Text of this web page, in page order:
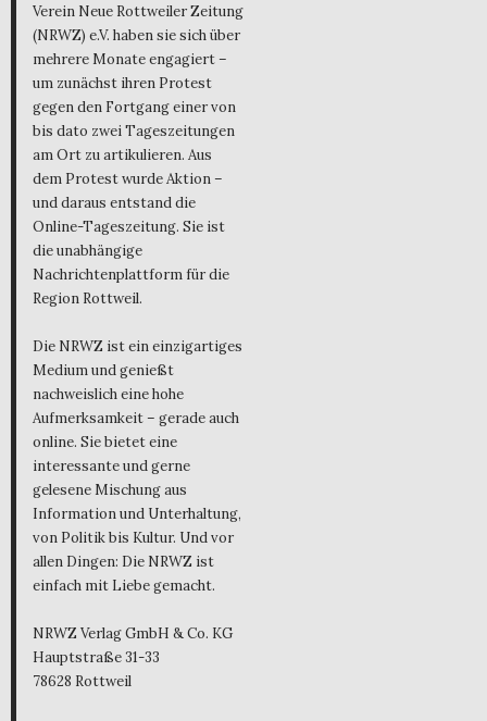
Verein Neue Rottweiler Zeitung
(NRWZ) e.V. haben sie sich über
mehrere Monate engagiert –
um zunächst ihren Protest
gegen den Fortgang einer von
bis dato zwei Tageszeitungen
am Ort zu artikulieren. Aus
dem Protest wurde Aktion –
und daraus entstand die
Online-Tageszeitung. Sie ist
die unabhängige
Nachrichtenplattform für die
Region Rottweil.
Die NRWZ ist ein einzigartiges
Medium und genießt
nachweislich eine hohe
Aufmerksamkeit – gerade auch
online. Sie bietet eine
interessante und gerne
gelesene Mischung aus
Information und Unterhaltung,
von Politik bis Kultur. Und vor
allen Dingen: Die NRWZ ist
einfach mit Liebe gemacht.
NRWZ Verlag GmbH & Co. KG
Hauptstraße 31-33
78628 Rottweil